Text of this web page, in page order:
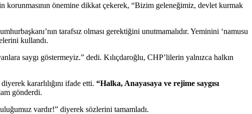
önemine dikkat çekerek, “Bizim geleneğimiz, devlet kurmak
tarafsız olması gerektiğini unutmamalıdır. Yeminini ‘namusu
kullandı.
saygı göstermeyiz.” dedi. Kılıçdaroğlu, CHP’lilerin yalnızca halkın
kararlılığını ifade etti. “Halka, Anayasaya ve rejime saygısı
gönderdi.
vardır!” diyerek sözlerini tamamladı.